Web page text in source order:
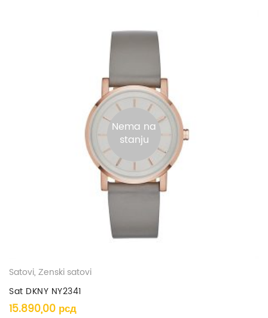
Nema na
stanju
Satovi, Ženski satovi
Sat DKNY NY2341
15.890,00 рсд